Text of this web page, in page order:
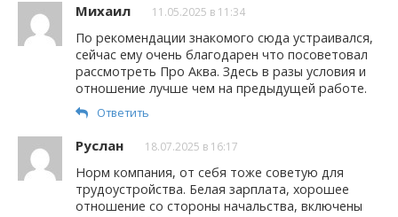
Михаил 11.05.2025 в 11:34
По рекомендации знакомого сюда устраивался,
сейчас ему очень благодарен что посоветовал
рассмотреть Про Аква. Здесь в разы условия и
отношение лучше чем на предыдущей работе.
Ответить
Руслан 18.07.2025 в 16:17
Норм компания, от себя тоже советую для
трудоустройства. Белая зарплата, хорошее
отношение со стороны начальства, включены